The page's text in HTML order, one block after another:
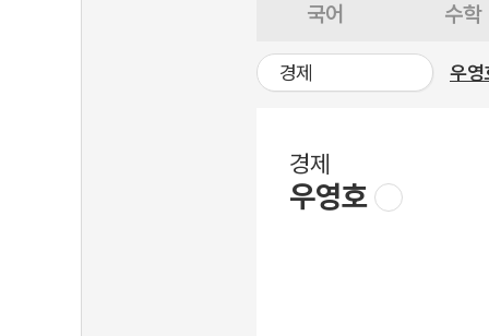
국어 수학
경제 우영
경제
우영호